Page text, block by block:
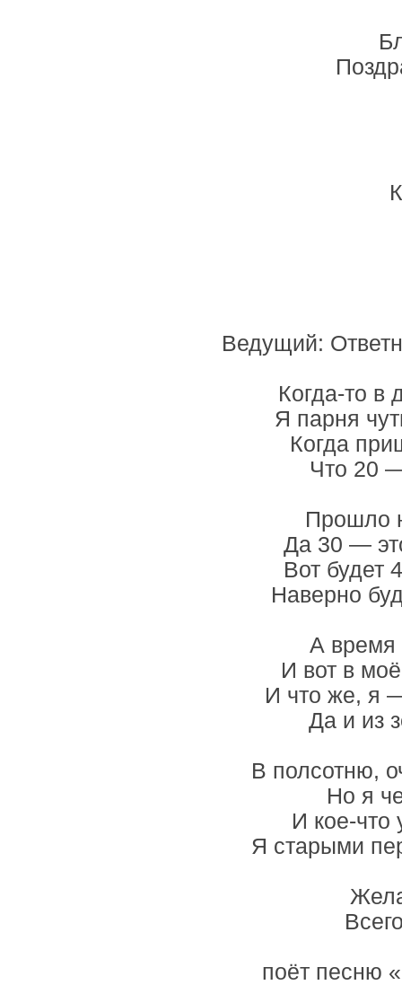
Ведущий:
Когда-то в
Я парня
Когда
Что 20
Прошло
Да 30 —
Вот будет
Наверно
А время
И вот в
И что же, я
Да и из
В полсотню,
Но я
И кое-что
Я старыми
поёт песню